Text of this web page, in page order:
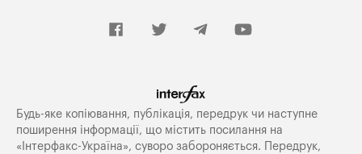
Будь-яке копiювання, публiкацiя, передрук чи наступне
поширення iнформацiї, що мiстить посилання на
«Iнтерфакс-Україна», суворо забороняється. Передрук,